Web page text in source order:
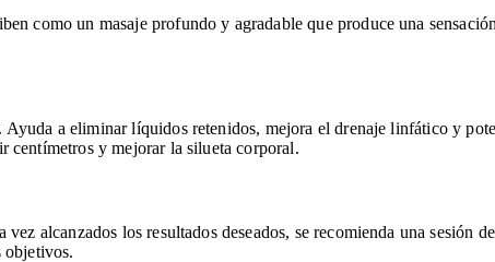
como un masaje profundo y agradable que produce una
a eliminar líquidos retenidos, mejora el drenaje linfático y
centímetros y mejorar la silueta corporal.
alcanzados los resultados deseados, se recomienda una sesión
objetivos.